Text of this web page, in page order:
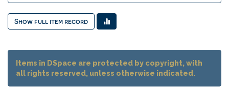
Show full item record
Items in DSpace are protected by copyright, with
all rights reserved, unless otherwise indicated.